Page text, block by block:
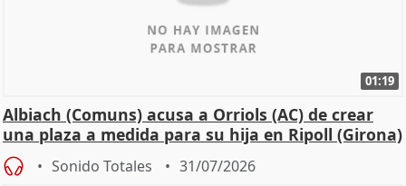
01:19
Albiach (Comuns) acusa a Orriols (AC) de crear
una plaza a medida para su hija en Ripoll (Girona)
Sonido Totales 31/07/2026